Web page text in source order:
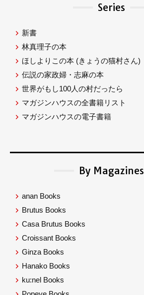
Series
新書
林真理子の本
ほしよりこの本 (きょうの猫村さん)
伝説の家政婦・志麻の本
世界がもし100人の村だったら
マガジンハウスの全書籍リスト
マガジンハウスの電子書籍
By Magazines
anan Books
Brutus Books
Casa Brutus Books
Croissant Books
Ginza Books
Hanako Books
ku:nel Books